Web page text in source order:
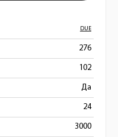
DUE
276
102
Да
24
3000